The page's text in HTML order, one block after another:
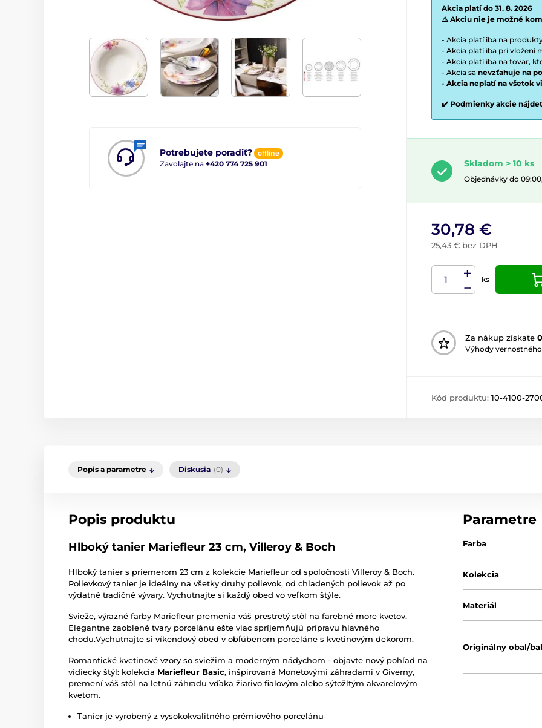
Potrebujete poradiť? offline
Zavolajte na +420 774 725 901
Akcia platí do 31. 8. 2026
⚠️ Akciu nie je možné
- Akcia platí iba na
- Akcia platí iba pri vložení
- Akcia platí iba na tovar,
- Akcia sa nevzťahuje na
- Akcia neplatí na všetok
✔️ Podmienky akcie
Skladom > 10 ks
Objednávky do
30,78 €
25,43 € bez DPH
ks
Za nákup získate
Výhody
Kód produktu: 10-4100-
Popis a parametre Diskusia (0)
Popis produktu
Hlboký tanier Mariefleur 23 cm, Villeroy & Boch
Hlboký tanier s priemerom 23 cm z kolekcie Mariefleur od spoločnosti Villeroy & Boch.
Polievkový tanier je ideálny na všetky druhy polievok, od chladených polievok až po
výdatné tradičné vývary. Vychutnajte si každý obed vo veľkom štýle.
Svieže, výrazné farby Mariefleur premenia váš prestretý stôl na farebné more kvetov.
Elegantne zaoblené tvary porcelánu ešte viac spríjemňujú prípravu hlavného
chodu.Vychutnajte si víkendový obed v obľúbenom porceláne s kvetinovým dekorom.
Romantické kvetinové vzory so sviežim a moderným nádychom - objavte nový pohľad na
vidiecky štýl: kolekcia Mariefleur Basic, inšpirovaná Monetovými záhradami v Giverny,
premení váš stôl na letnú záhradu vďaka žiarivo fialovým alebo sýtožltým akvarelovým
kvetom.
Tanier je vyrobený z vysokokvalitného prémiového porcelánu
Parametre
Farba
Kolekcia
Materiál
Originálny obal/